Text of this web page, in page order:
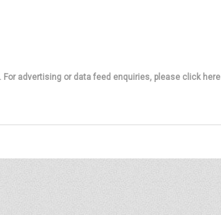
advertising or data feed enquiries, please click here